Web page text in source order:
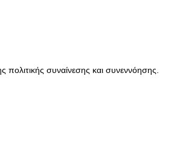
πολιτικής συναίνεσης και συνεννόησης.